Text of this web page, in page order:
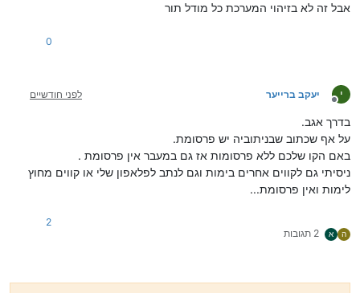
אבל זה לא בזיהוי המערכת כל מודל תור
0
י
מנותק
יעקב ברייער לפני חודשיים
בדרך אגב.
על אף שכתוב שבניתוביה יש פרסומת.
באם הקו שלכם ללא פרסומות אז גם במעבר אין פרסומת .
ניסיתי גם לקווים אחרים בימות וגם לנתב לפלאפון שלי או קווים מחוץ
לימות ואין פרסומת...
ה א 2 תגובות
2